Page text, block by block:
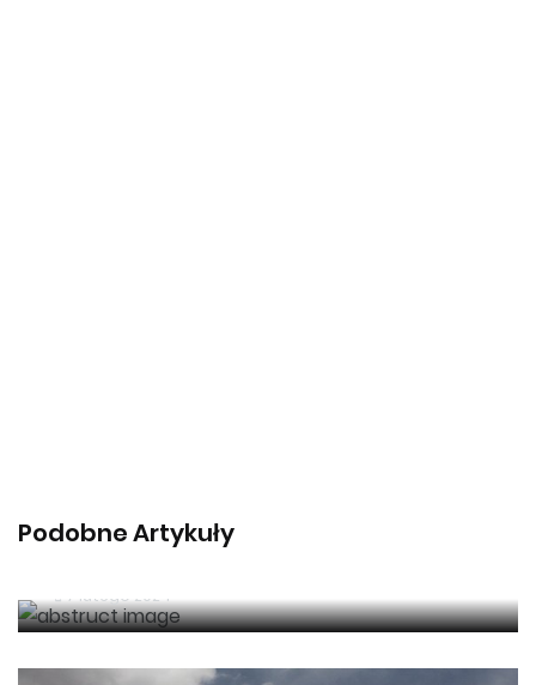
Podobne Artykuły
Najważniejsze elementy wyposażenia
kuchni w 2023 roku
7 lutego 2024